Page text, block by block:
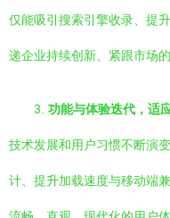
仅能吸引搜索引擎收录、提
递企业持续创新、紧跟市场
3. 功能与体验迭代，适
技术发展和用户习惯不断演
计、提升加载速度与移动端